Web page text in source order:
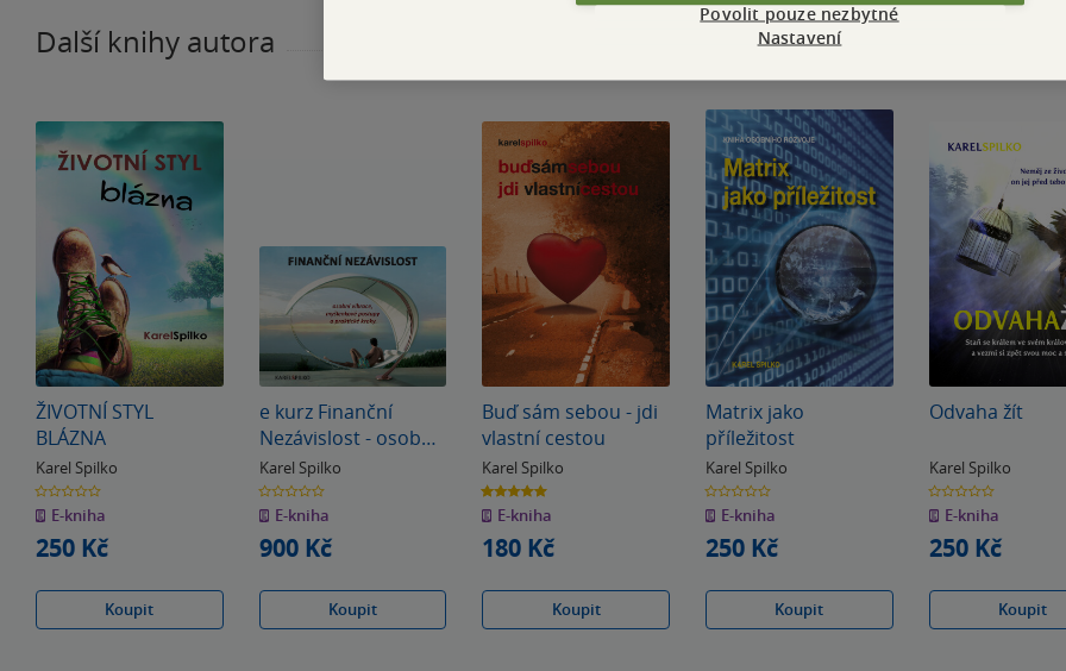
Další knihy autora
ŽIVOTNÍ STYL
BLÁZNA
Karel Spilko
0.0
z
5
hvězdiček
E-kniha
250 Kč
Koupit
e kurz Finanční
Nezávislost - osobní
vibrace, myšlenkové
postupy a praktické
kroky
Karel Spilko
0.0
z
5
hvězdiček
E-kniha
900 Kč
Koupit
Buď sám sebou - jdi
vlastní cestou
Karel Spilko
5.0
z
5
hvězdiček
E-kniha
180 Kč
Koupit
Matrix jako
příležitost
Karel Spilko
0.0
z
5
hvězdiček
E-kniha
250 Kč
Koupit
Odvaha žít
Karel Spilko
0.0
z
5
hvězdiček
E-kniha
250 Kč
Koupit
Povolit pouze nezbytné
Nastavení